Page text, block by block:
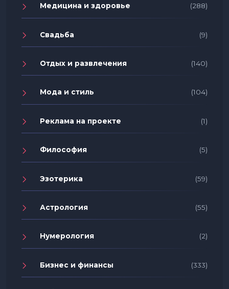
Медицина и здоровье (288)
Свадьба (9)
Отдых и развлечения (140)
Мода и стиль (104)
Реклама на проекте (1)
Философия (5)
Эзотерика (59)
Астрология (55)
Нумерология (2)
Бизнес и финансы (333)